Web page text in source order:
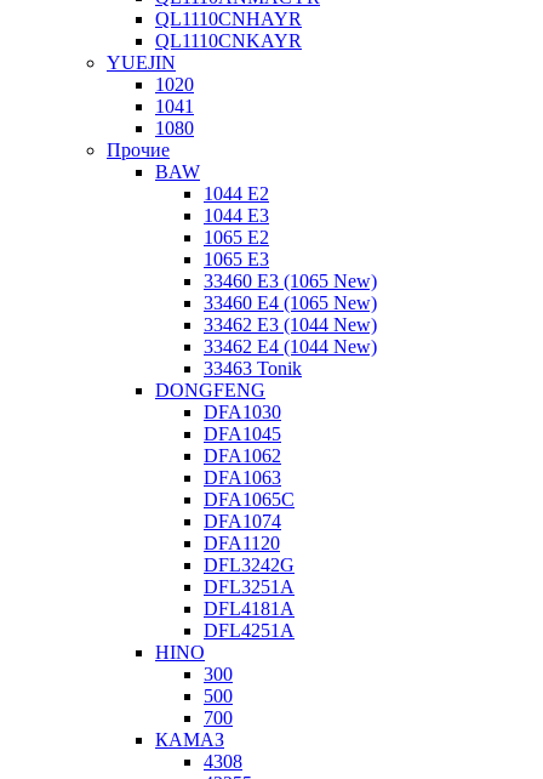
QL1110CNHAYR
QL1110CNKAYR
YUEJIN
1020
1041
1080
Прочие
BAW
1044 E2
1044 E3
1065 E2
1065 E3
33460 E3 (1065 New)
33460 E4 (1065 New)
33462 E3 (1044 New)
33462 E4 (1044 New)
33463 Tonik
DONGFENG
DFA1030
DFA1045
DFA1062
DFA1063
DFA1065C
DFA1074
DFA1120
DFL3242G
DFL3251A
DFL4181A
DFL4251A
HINO
300
500
700
КАМАЗ
4308